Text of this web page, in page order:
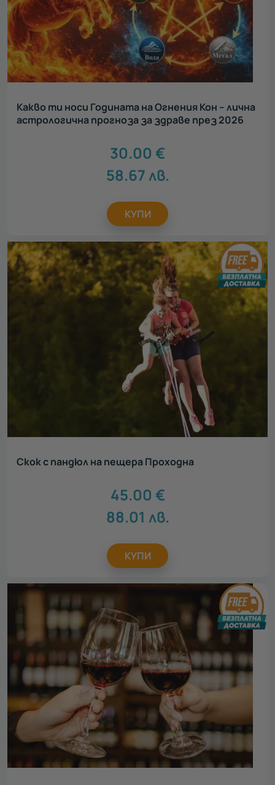
Какво ти носи Годината на Огнения Кон – лична
астрологична прогноза за здраве през 2026
30.00 €
58.67лв.
КУПИ
Скок с пандюл на пещера Проходна
45.00 €
88.01 лв.
КУПИ